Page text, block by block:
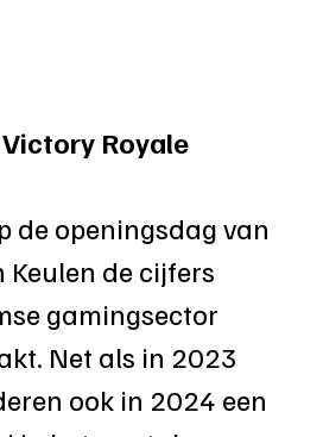
Royale
de openingsdag van
Keulen de cijfers
gamingsector
Net als in 2023
ook in 2024 een